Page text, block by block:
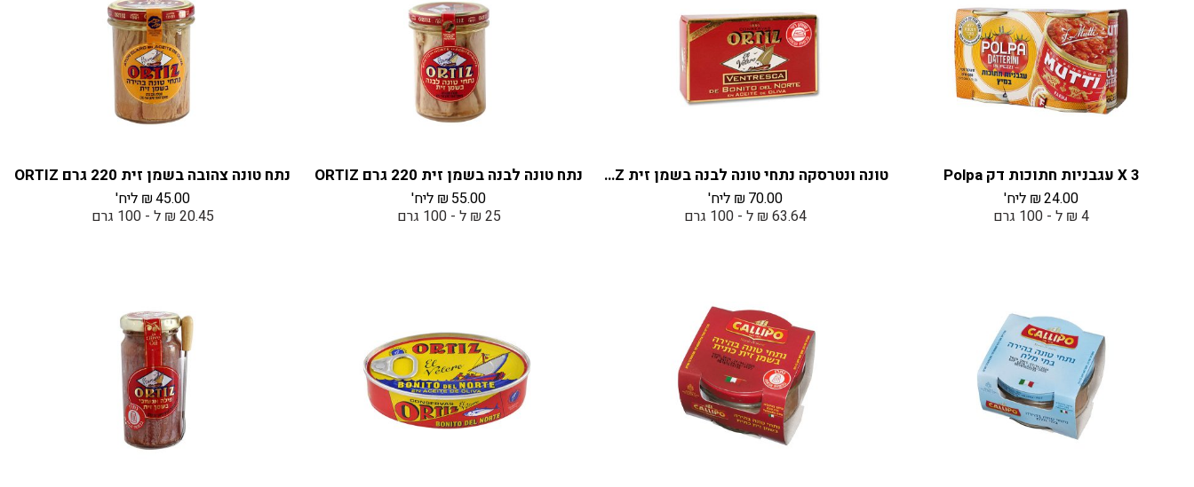
3 X עגבניות חתוכות דק Polpa
₪24.00
ליח'
4 ₪ ל - 100 גרם
טונה ונטרסקה נתחי טונה לבנה בשמן זית ORTIZ
₪ 70.00
ליח'
63.64 ₪ ל - 100 גרם
נתח טונה לבנה בשמן זית 220 גרם ORTIZ
₪ 55.00
ליח'
25 ₪ ל - 100 גרם
נתח טונה צהובה בשמן זית 220 גרם ORTIZ
₪45.00
ליח'
20.45 ₪ ל - 100 גרם